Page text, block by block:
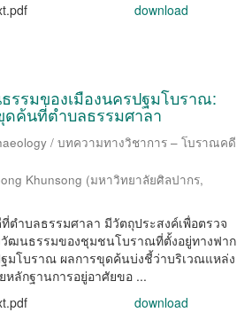
download
รมของเมืองนครปฐมโบราณ:
ค้นที่ตำบลธรรมศาลา
/ บทความทางวิชาการ – โบราณคดี
Khunsong (มหาวิทยาลัยศิลปากร,
ำบลธรรมศาลา มีวัตถุประสงค์เพื่อตรวจ
ฒนธรรมของชุมชนโบราณที่ตั้งอยู่ทางฟาก
มโบราณ ผลการขุดค้นบ่งชี้ว่าบริเวณแหล่ง
ลักฐานการอยู่อาศัยขอ ...
download